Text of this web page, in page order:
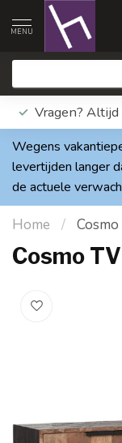
MENU
Vragen? Altijd
Wegens
levertijden langer
de actuele
Home /
Cosmo